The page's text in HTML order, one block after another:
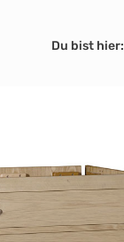
Du bist hier: